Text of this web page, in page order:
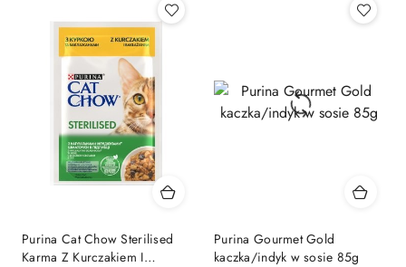
Purina Cat Chow Sterilised
Karma Z Kurczakiem I
Purina Gourmet Gold
kaczka/indyk w sosie 85g